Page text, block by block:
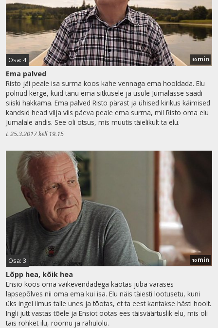
Osa: 4 10 min
Ema palved
Risto jäi peale isa surma koos kahe vennaga ema hooldada. Elu
polnud kerge, kuid tänu ema sitkusele ja usule Jumalasse saadi
siiski hakkama. Ema palved Risto pärast ja ühised kirikus käimised
kandsid head vilja viis päeva peale ema surma, mil Risto oma elu
Jumalale andis. See oli otsus, mis muutis täielikult ta elu.
L 25.3.2017 kell 19.15
Osa: 3 10 min
Lõpp hea, kõik hea
Ensio koos oma väikevendadega kaotas juba varases
lapsepõlves nii oma ema kui isa. Elu näis täiesti lootusetu, kuni
üks ingel ilmus talle unes ja tõotas, et ta eest kantakse hästi hoolt.
Ingli jutt vastas tõele ja Ensiot ootas ees täisväärtuslik elu, mis oli
täis rohket ilu, rõõmu ja rahulolu.